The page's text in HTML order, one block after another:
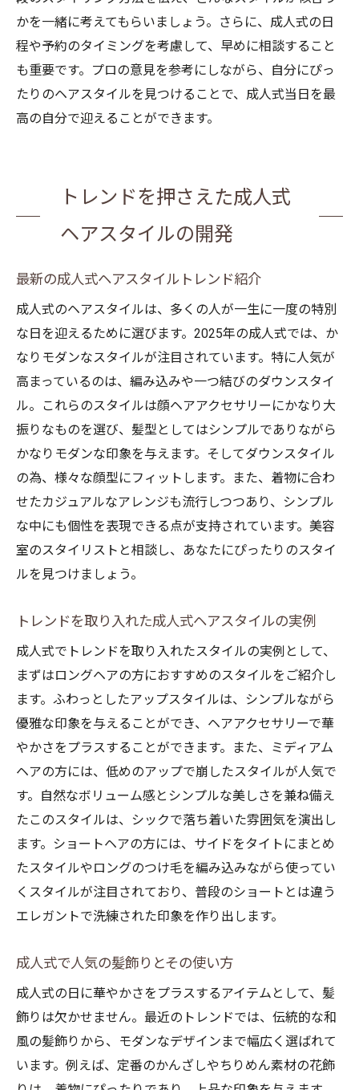
ニング
あなたの成人式を彩る最適なヘアデザイン
かを一緒に考えてもらいましょう。さらに、成人式の日
程や予約のタイミングを考慮して、早めに相談すること
も重要です。プロの意見を参考にしながら、自分にぴっ
たりのヘアスタイルを見つけることで、成人式当日を最
高の自分で迎えることができます。
トレンドを押さえた成人式
ヘアスタイルの開発
最新の成人式ヘアスタイルトレンド紹介
成人式のヘアスタイルは、多くの人が一生に一度の特別
な日を迎えるために選びます。2025年の成人式では、か
なりモダンなスタイルが注目されています。特に人気が
高まっているのは、編み込みや一つ結びのダウンスタイ
ル。これらのスタイルは顔ヘアアクセサリーにかなり大
振りなものを選び、髪型としてはシンプルでありながら
かなりモダンな印象を与えます。そしてダウンスタイル
の為、様々な顔型にフィットします。また、着物に合わ
せたカジュアルなアレンジも流行しつつあり、シンプル
な中にも個性を表現できる点が支持されています。美容
室のスタイリストと相談し、あなたにぴったりのスタイ
ルを見つけましょう。
トレンドを取り入れた成人式ヘアスタイルの実例
成人式でトレンドを取り入れたスタイルの実例として、
まずはロングヘアの方におすすめのスタイルをご紹介し
ます。ふわっとしたアップスタイルは、シンプルながら
優雅な印象を与えることができ、ヘアアクセサリーで華
やかさをプラスすることができます。また、ミディアム
ヘアの方には、低めのアップで崩したスタイルが人気で
す。自然なボリューム感とシンプルな美しさを兼ね備え
たこのスタイルは、シックで落ち着いた雰囲気を演出し
ます。ショートヘアの方には、サイドをタイトにまとめ
たスタイルやロングのつけ毛を編み込みながら使ってい
くスタイルが注目されており、普段のショートとは違う
エレガントで洗練された印象を作り出します。
成人式で人気の髪飾りとその使い方
成人式の日に華やかさをプラスするアイテムとして、髪
飾りは欠かせません。最近のトレンドでは、伝統的な和
風の髪飾りから、モダンなデザインまで幅広く選ばれて
います。例えば、定番のかんざしやちりめん素材の花飾